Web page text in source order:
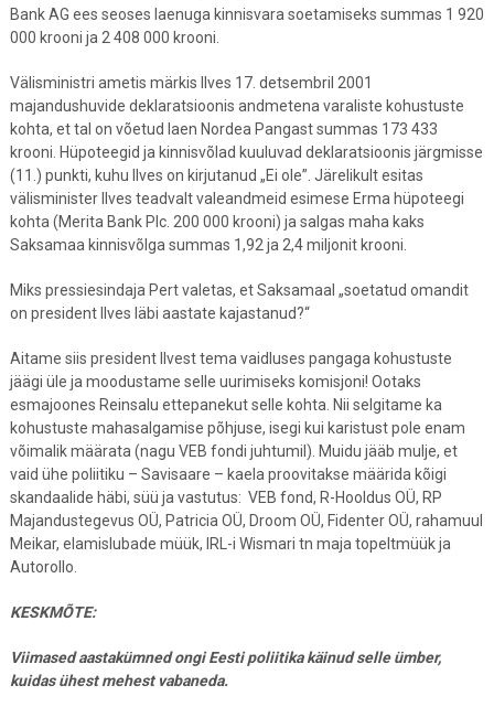
Bank AG ees seoses laenuga kinnisvara soetamiseks summas 1 920
000 krooni ja 2 408 000 krooni.
Välisministri ametis märkis Ilves 17. detsembril 2001
majandushuvide deklaratsioonis andmetena varaliste kohustuste
kohta, et tal on võetud laen Nordea Pangast summas 173 433
krooni. Hüpoteegid ja kinnisvõlad kuuluvad deklaratsioonis järgmisse
(11.) punkti, kuhu Ilves on kirjutanud „Ei ole”. Järelikult esitas
välisminister Ilves teadvalt valeandmeid esimese Erma hüpoteegi
kohta (Merita Bank Plc. 200 000 krooni) ja salgas maha kaks
Saksamaa kinnisvõlga summas 1,92 ja 2,4 miljonit krooni.
Miks pressiesindaja Pert valetas, et Saksamaal „soetatud omandit
on president Ilves läbi aastate kajastanud?“
Aitame siis president Ilvest tema vaidluses pangaga kohustuste
jäägi üle ja moodustame selle uurimiseks komisjoni! Ootaks
esmajoones Reinsalu ettepanekut selle kohta. Nii selgitame ka
kohustuste mahasalgamise põhjuse, isegi kui karistust pole enam
võimalik määrata (nagu VEB fondi juhtumil). Muidu jääb mulje, et
vaid ühe poliitiku – Savisaare – kaela proovitakse määrida kõigi
skandaalide häbi, süü ja vastutus: VEB fond, R-Hooldus OÜ, RP
Majandustegevus OÜ, Patricia OÜ, Droom OÜ, Fidenter OÜ, rahamuul
Meikar, elamislubade müük, IRL-i Wismari tn maja topeltmüük ja
Autorollo.
KESKMÕTE:
Viimased aastakümned ongi Eesti poliitika käinud selle ümber,
kuidas ühest mehest vabaneda.